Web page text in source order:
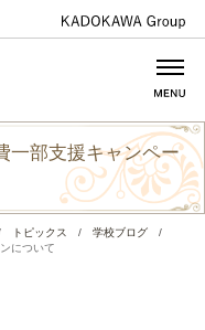
一部支援キャンペー
トピックス / 学校ブログ
/
について